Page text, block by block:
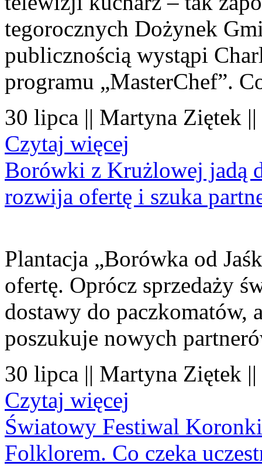
tegorocznych Dożynek
publicznością wystąpi
programu „MasterChef”.
30 lipca || Martyna Ziętek
Czytaj więcej
Borówki z Krużlowej jadą
rozwija ofertę i szuka
Plantacja „Borówka od
ofertę. Oprócz sprzedaży
dostawy do paczkomatów,
poszukuje nowych
30 lipca || Martyna Ziętek
Czytaj więcej
Światowy Festiwal
Folklorem. Co czeka